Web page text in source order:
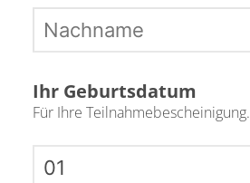
Ihr Geburtsdatum
Für Ihre Teilnahmebescheinigung.